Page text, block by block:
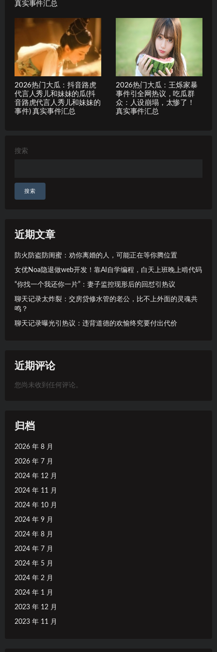
真实事件汇总
2026热门大瓜：抖音路虎
代言人秀儿和妹妹的瓜(抖
音路虎代言人秀儿和妹妹的
事件) 真实事件汇总
2026热门大瓜：王烁家暴
事件引全网热议，吃瓜群
众：人设崩塌，太惨了！
真实事件汇总
搜索
搜索
近期文章
防火防盗防闺蜜：劝你离婚的人，可能正在等你腾位置
女优Noa隐退做web开发！靠AI自学编程，白天上班晚上啃代码
“你找一个我还你一片”：妻子监控现形后的回怼引热议
聊天记录太炸裂：交房贷修水管的老公，比不上外面的灵魂共
鸣？
聊天记录曝光引热议：违背道德的欢愉终究要付出代价
近期评论
您尚未收到任何评论。
归档
2026 年 8 月
2026 年 7 月
2024 年 12 月
2024 年 11 月
2024 年 10 月
2024 年 9 月
2024 年 8 月
2024 年 7 月
2024 年 5 月
2024 年 2 月
2024 年 1 月
2023 年 12 月
2023 年 11 月